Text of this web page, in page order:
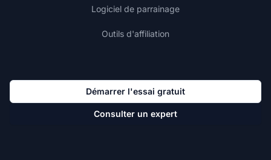
Logiciel de parrainage
Outils d'affiliation
Démarrer l'essai gratuit
Consulter un expert